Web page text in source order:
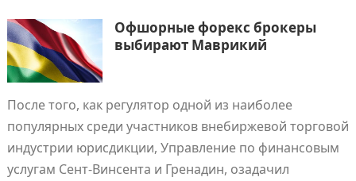
Офшорные форекс брокеры
выбирают Маврикий
После того, как регулятор одной из наиболее
популярных среди участников внебиржевой торговой
индустрии юрисдикции, Управление по финансовым
услугам Сент-Винсента и Гренадин, озадачил